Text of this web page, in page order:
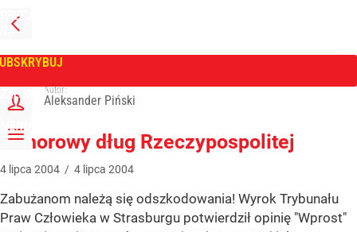
PRZEJDŹ
NA
GŁÓWNĄ
ZALOGUJ
MENU
Tygodnik Wprost
Autor:
Aleksander Piński
Honorowy dług Rzeczypospolitej
4 lipca 2004 / 4 lipca 2004
Zabużanom należą się odszkodowania! Wyrok Trybunału
Praw Człowieka w Strasburgu potwierdził opinię "Wprost"